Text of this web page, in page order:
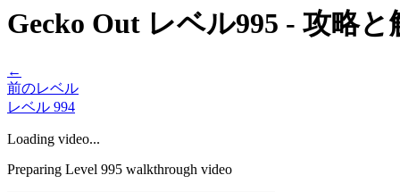
Gecko Out レベル995 - 攻略
←
前のレベル
レベル 994
Loading video...
Preparing Level 995 walkthrough video